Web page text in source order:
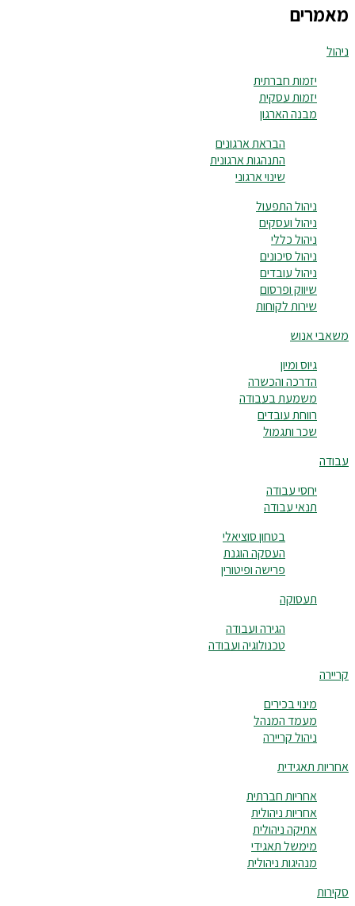
מאמרים
ניהול
יזמות חברתית
יזמות עסקית
מבנה הארגון
הבראת ארגונים
התנהגות ארגונית
שינוי ארגוני
ניהול התפעול
ניהול ועסקים
ניהול כללי
ניהול סיכונים
ניהול עובדים
שיווק ופרסום
שירות לקוחות
משאבי אנוש
גיוס ומיון
הדרכה והכשרה
משמעת בעבודה
רווחת עובדים
שכר ותגמול
עבודה
יחסי עבודה
תנאי עבודה
בטחון סוציאלי
העסקה הוגנת
פרישה ופיטורין
תעסוקה
הגירה ועבודה
טכנולוגיה ועבודה
קריירה
מינוי בכירים
מעמד המנהל
ניהול קריירה
אחריות תאגידית
אחריות חברתית
אחריות ניהולית
אתיקה ניהולית
מימשל תאגידי
מנהיגות ניהולית
סקירות